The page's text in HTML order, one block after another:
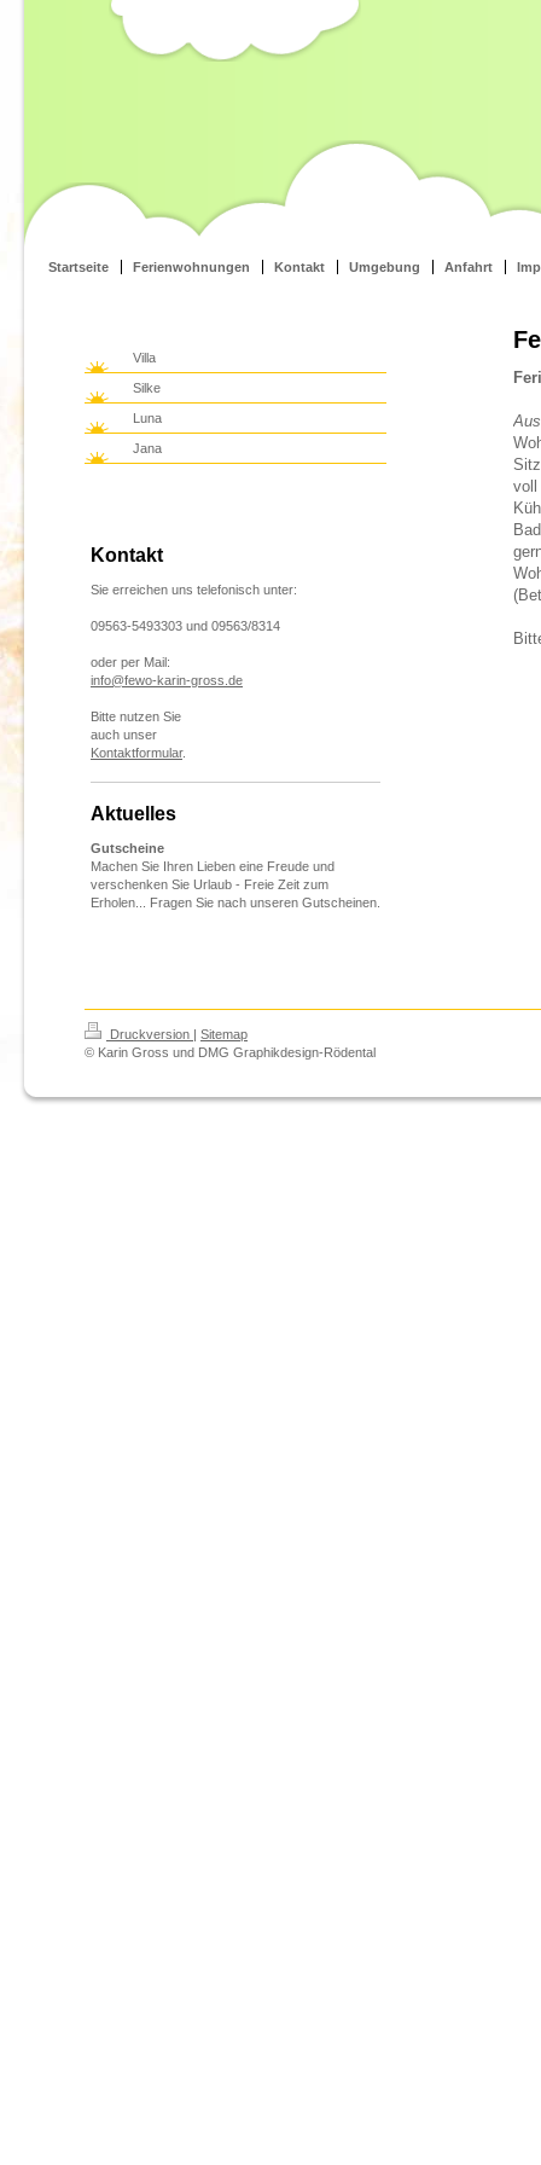
Startseite Ferienwohnungen Kontakt Umgebung Anfahrt
voll
Villa
Silke
Luna
Jana
Kontakt
Sie erreichen uns telefonisch unter:
09563-5493303 und 09563/8314
oder per Mail:
info@fewo-karin-gross.de
Bitte nutzen Sie
auch unser
Kontaktformular.
Aktuelles
Gutscheine
Machen Sie Ihren Lieben eine Freude und
verschenken Sie Urlaub - Freie Zeit zum
Erholen... Fragen Sie nach unseren Gutscheinen.
Druckversion | Sitemap
© Karin Gross und DMG Graphikdesign-Rödental